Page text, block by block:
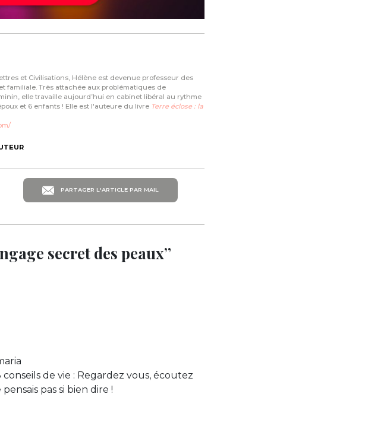
et Civilisations, Hélène est devenue professeur des
familiale. Très attachée aux problématiques de
elle travaille aujourd’hui en cabinet libéral au rythme
et 6 enfants ! Elle est l'auteure du livre Terre éclose : la
PARTAGER L'ARTICLE PAR MAIL
secret des peaux”
de vie : Regardez vous, écoutez
pas si bien dire !